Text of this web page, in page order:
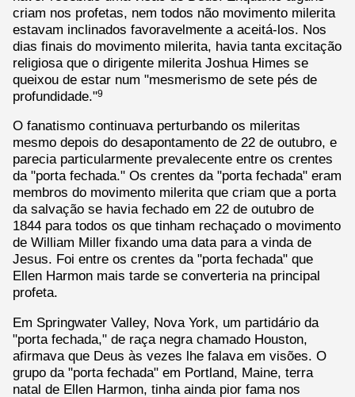
criam nos profetas, nem todos não movimento milerita
estavam inclinados favoravelmente a aceitá-los. Nos
dias finais do movimento milerita, havia tanta excitação
religiosa que o dirigente milerita Joshua Himes se
queixou de estar num "mesmerismo de sete pés de
profundidade."9
O fanatismo continuava perturbando os mileritas
mesmo depois do desapontamento de 22 de outubro, e
parecia particularmente prevalecente entre os crentes
da "porta fechada." Os crentes da "porta fechada" eram
membros do movimento milerita que criam que a porta
da salvação se havia fechado em 22 de outubro de
1844 para todos os que tinham rechaçado o movimento
de William Miller fixando uma data para a vinda de
Jesus. Foi entre os crentes da "porta fechada" que
Ellen Harmon mais tarde se converteria na principal
profeta.
Em Springwater Valley, Nova York, um partidário da
"porta fechada," de raça negra chamado Houston,
afirmava que Deus às vezes lhe falava em visões. O
grupo da "porta fechada" em Portland, Maine, terra
natal de Ellen Harmon, tinha ainda pior fama nos